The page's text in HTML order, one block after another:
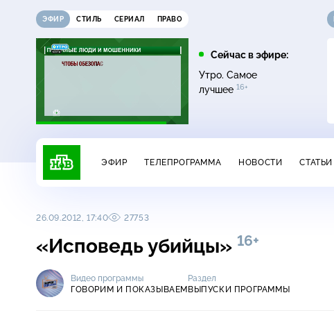
ЭФИР СТИЛЬ СЕРИАЛ ПРАВО
Сейчас в эфире:
Утро. Самое
лучшее 16+
21:15
21:30
Неизвестная Россия
ЭФИР ТЕЛЕПРОГРАММА НОВОСТИ СТАТЬИ
26.09.2012, 17:40 27753
«Исповедь убийцы» 16+
Видео программы
ГОВОРИМ И ПОКАЗЫВАЕМ
Раздел
ВЫПУСКИ ПРОГРАММЫ